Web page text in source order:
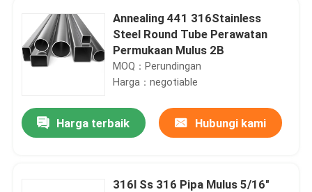
Annealing 441 316Stainless
Steel Round Tube Perawatan
Permukaan Mulus 2B
MOQ：Perundingan
Harga：negotiable
Harga terbaik Hubungi kami
316l Ss 316 Pipa Mulus 5/16"